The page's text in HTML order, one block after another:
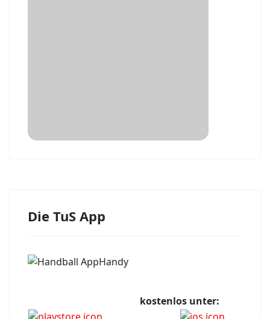
Die TuS App
kostenlos unter: